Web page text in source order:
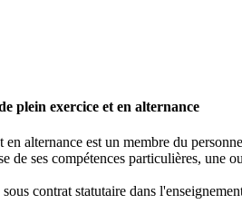
plein exercice et en alternance
alternance est un membre du
de ses compétences particulières, une
contrat statutaire dans